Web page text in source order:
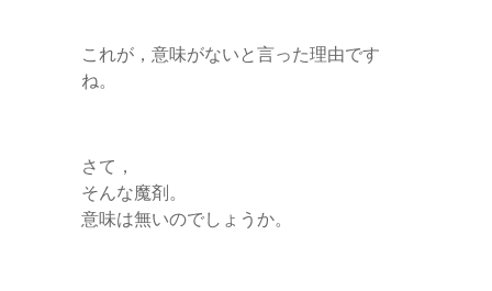
これが，意味がないと言った理由です
ね。
さて，
そんな魔剤。
意味は無いのでしょうか。